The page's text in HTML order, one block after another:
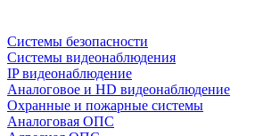
Системы безопасности
Системы видеонаблюдения
IP видеонаблюдение
Аналоговое и HD видеонаблюдение
Охранные и пожарные системы
Аналоговая ОПС